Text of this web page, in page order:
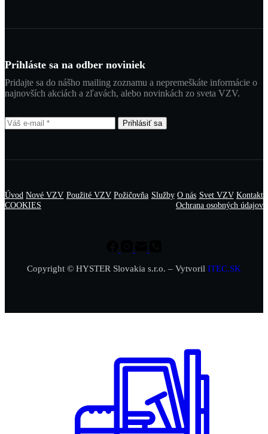
Prihláste sa na odber noviniek
Pridajte sa do nášho mailing zoznamu a nepremeškáte informácie o
najnovších akciách a zľavách, alebo novinkách zo sveta VZV.
Prihlásiť sa
Úvod Nové VZV Použité VZV Požičovňa Služby O nás Svet VZV Kontakt
COOKIES
Ochrana osobných údajov
Copyright © HYSTER Slovakia s.r.o. – Vytvoril ITEC.SK